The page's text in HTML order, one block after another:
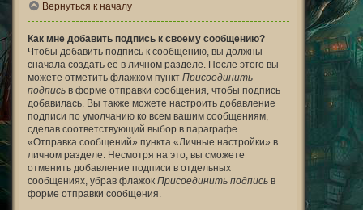
Вернуться к началу
Как мне добавить подпись к своему сообщению?
Чтобы добавить подпись к сообщению, вы должны
сначала создать её в личном разделе. После этого вы
можете отметить флажком пункт Присоединить
подпись в форме отправки сообщения, чтобы подпись
добавилась. Вы также можете настроить добавление
подписи по умолчанию ко всем вашим сообщениям,
сделав соответствующий выбор в параграфе
«Отправка сообщений» пункта «Личные настройки» в
личном разделе. Несмотря на это, вы сможете
отменить добавление подписи в отдельных
сообщениях, убрав флажок Присоединить подпись в
форме отправки сообщения.